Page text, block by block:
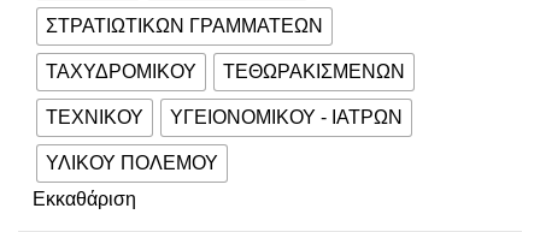
ΣΤΡΑΤΙΩΤΙΚΩΝ ΓΡΑΜΜΑΤΕΩΝ
ΤΑΧΥΔΡΟΜΙΚΟΥ ΤΕΘΩΡΑΚΙΣΜΕΝΩΝ
ΤΕΧΝΙΚΟΥ ΥΓΕΙΟΝΟΜΙΚΟΥ - ΙΑΤΡΩΝ
ΥΛΙΚΟΥ ΠΟΛΕΜΟΥ
Εκκαθάριση